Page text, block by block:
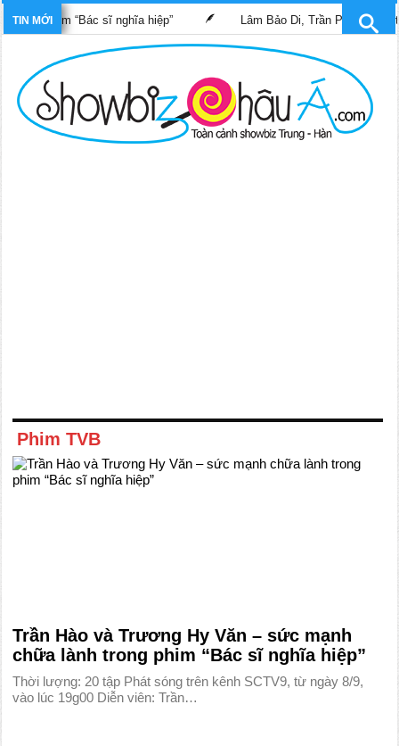
TIN MỚI
“Bác sĩ nghĩa hiệp” Lâm Bảo Di, Trần Pháp Dung tái ngộ
Phim TVB
Trần Hào và Trương Hy Văn – sức mạnh
chữa lành trong phim “Bác sĩ nghĩa hiệp”
Thời lượng: 20 tập Phát sóng trên kênh SCTV9, từ ngày 8/9,
vào lúc 19g00 Diễn viên: Trần…